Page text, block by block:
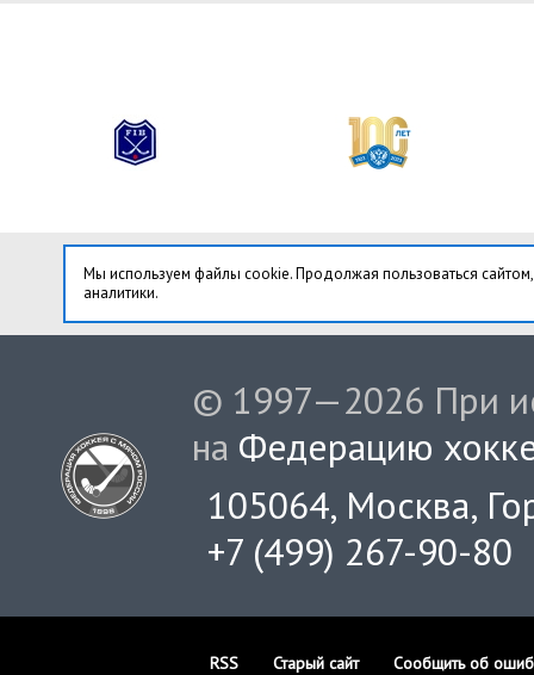
Мы используем файлы cookie. Продолжая пользоваться
аналитики.
© 1997—2026 При
на Федерацию
105064, Москва,
+7 (499) 267-90-80
RSS Старый сайт Сообщить об